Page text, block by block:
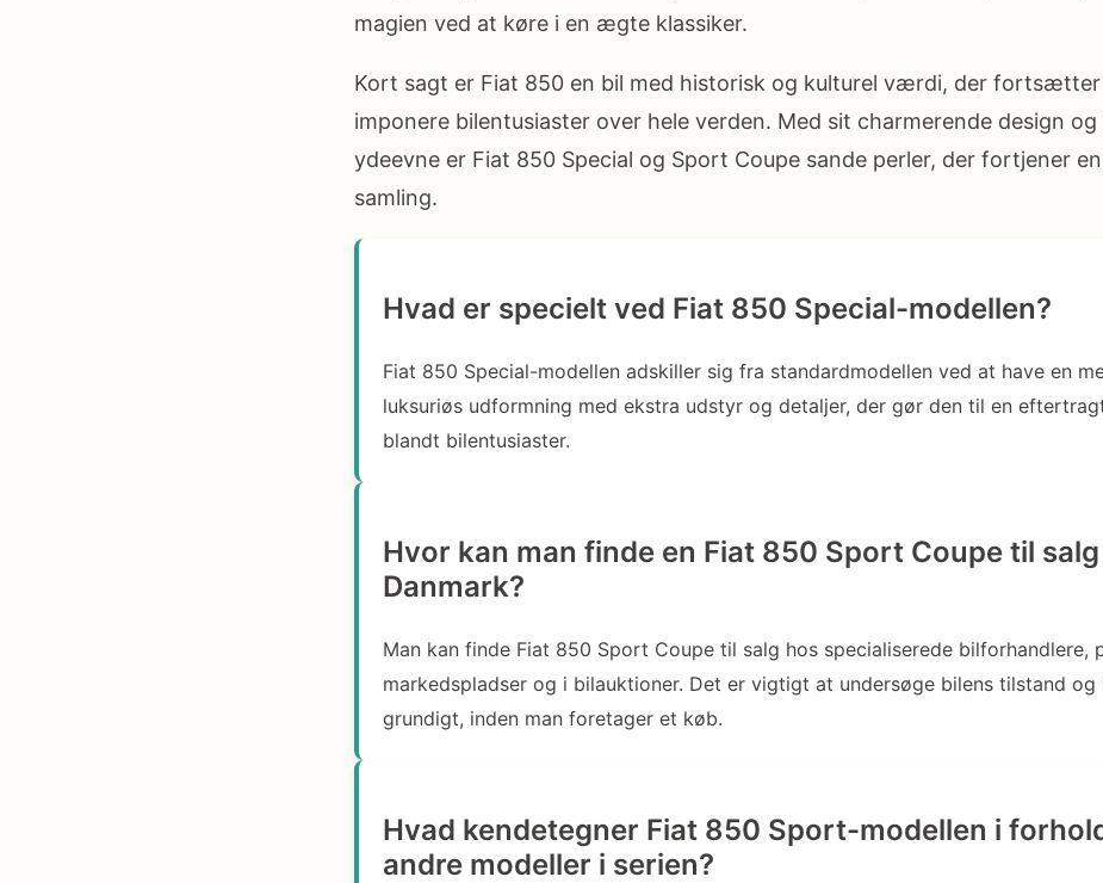
magien ved at køre i en ægte klassiker.
Kort sagt er Fiat 850 en bil med historisk og kulturel værdi, der fortsætter
imponere bilentusiaster over hele verden. Med sit charmerende design
ydeevne er Fiat 850 Special og Sport Coupe sande perler, der fortjener
samling.
Hvad er specielt ved Fiat 850 Special-modellen?
Fiat 850 Special-modellen adskiller sig fra standardmodellen ved at have en
luksuriøs udformning med ekstra udstyr og detaljer, der gør den til en
blandt bilentusiaster.
Hvor kan man finde en Fiat 850 Sport Coupe til
Danmark?
Man kan finde Fiat 850 Sport Coupe til salg hos specialiserede bilforhandlere,
markedspladser og i bilauktioner. Det er vigtigt at undersøge bilens tilstand og
grundigt, inden man foretager et køb.
Hvad kendetegner Fiat 850 Sport-modellen i
andre modeller i serien?